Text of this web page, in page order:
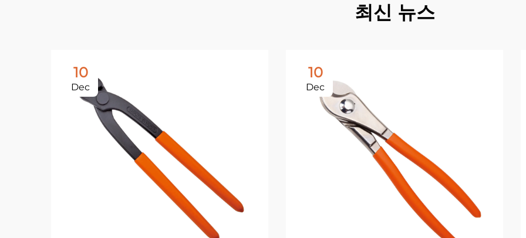
최신 뉴스
10
Dec
10
Dec